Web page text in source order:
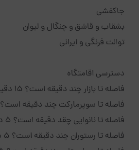
جاکفشی
بشقاب و قاشق و چنگال و لیوان
توالت فرنگی و ایرانی
دسترسی اقامتگاه
فاصله تا بازار چند دقیقه است؟ 15 دقیقه
فاصله تا سوپرمارکت چند دقیقه است؟ 1 دقیقه
فاصله تا نانوایی چقد دقیقه است؟ 5 دقیقه
فاصله تا رستوران چند دقیقه است؟ 5 دقیقه